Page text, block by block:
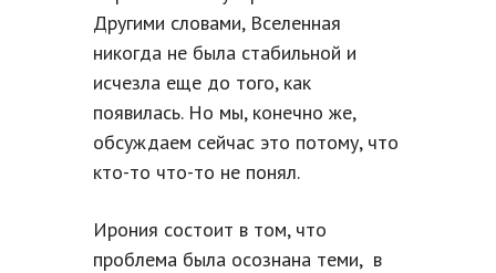
Другими словами, Вселенная
никогда не была стабильной и
исчезла еще до того, как
появилась. Но мы, конечно же,
обсуждаем сейчас это потому, что
кто-то что-то не понял.
Ирония состоит в том, что
проблема была осознана теми, в